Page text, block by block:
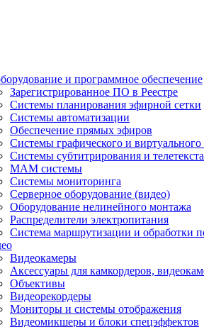
и программное обеспечение
Зарегистрированное ПО в Реестре
Системы планирования эфирной сетки
Системы автоматизации
Обеспечение прямых эфиров
Системы графического и
Системы субтитрирования и телетекста
MAM системы
Системы мониторинга
Серверное оборудование (видео)
Оборудование нелинейного монтажа
Распределители электропитания
Система маршрутизации и обработки
Видеокамеры
Аксессуары для камкордеров,
Объективы
Видеорекордеры
Мониторы и системы отображения
Видеомикшеры и блоки спецэффектов